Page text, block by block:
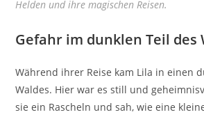
Helden und ihre magischen Reisen.
Gefahr im dunklen Teil des
Während ihrer Reise kam Lila in einen
Waldes. Hier war es still und
sie ein Rascheln und sah, wie eine